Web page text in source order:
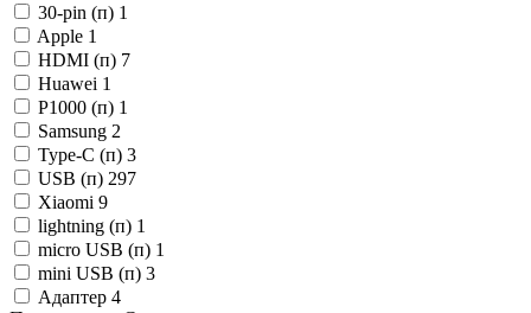
30-pin (п) 1
Apple 1
HDMI (п) 7
Huawei 1
P1000 (п) 1
Samsung 2
Type-C (п) 3
USB (п) 297
Xiaomi 9
lightning (п) 1
micro USB (п) 1
mini USB (п) 3
Адаптер 4